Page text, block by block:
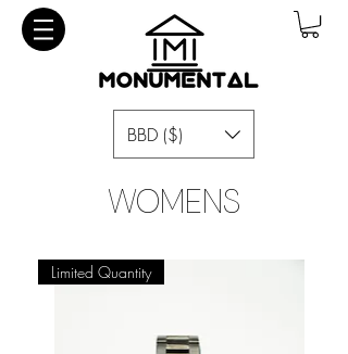
BBD ($)
WOMENS
Limited Quantity